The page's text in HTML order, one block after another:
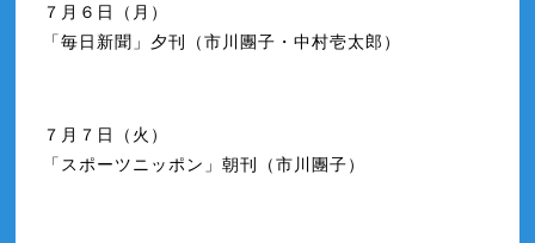
７月６日（月）
「毎日新聞」夕刊（市川團子・中村壱太郎）
７月７日（火）
「スポーツニッポン」朝刊（市川團子）